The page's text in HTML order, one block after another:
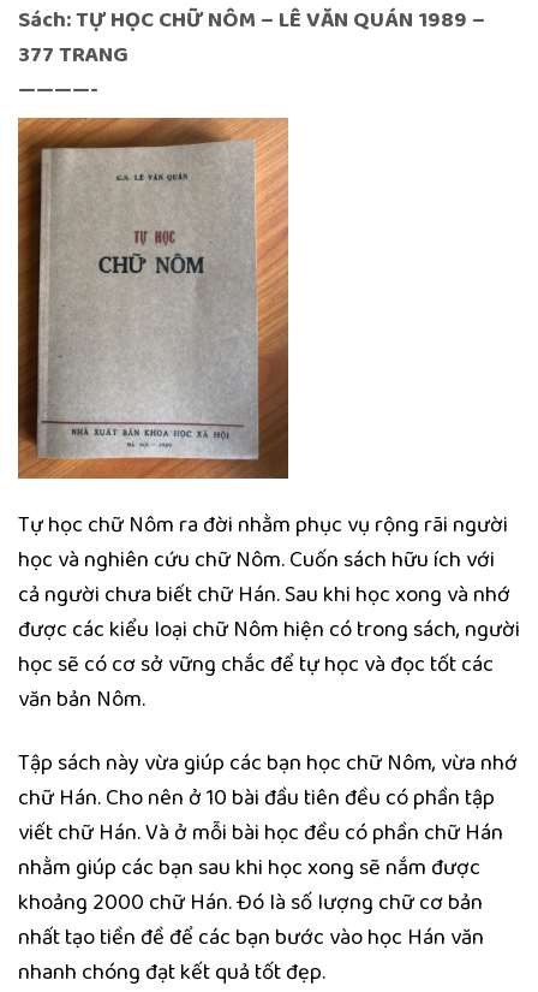
Sách: TỰ HỌC CHỮ NÔM – LÊ VĂN QUÁN 1989 –
377 TRANG
————-
Tự học chữ Nôm ra đời nhằm phục vụ rộng rãi người
học và nghiên cứu chữ Nôm. Cuốn sách hữu ích với
cả người chưa biết chữ Hán. Sau khi học xong và nhớ
được các kiểu loại chữ Nôm hiện có trong sách, người
học sẽ có cơ sở vững chắc để tự học và đọc tốt các
văn bản Nôm.
Tập sách này vừa giúp các bạn học chữ Nôm, vừa nhớ
chữ Hán. Cho nên ở 10 bài đầu tiên đều có phần tập
viết chữ Hán. Và ở mỗi bài học đều có phần chữ Hán
nhằm giúp các bạn sau khi học xong sẽ nắm được
khoảng 2000 chữ Hán. Đó là số lượng chữ cơ bản
nhất tạo tiền đề để các bạn bước vào học Hán văn
nhanh chóng đạt kết quả tốt đẹp.